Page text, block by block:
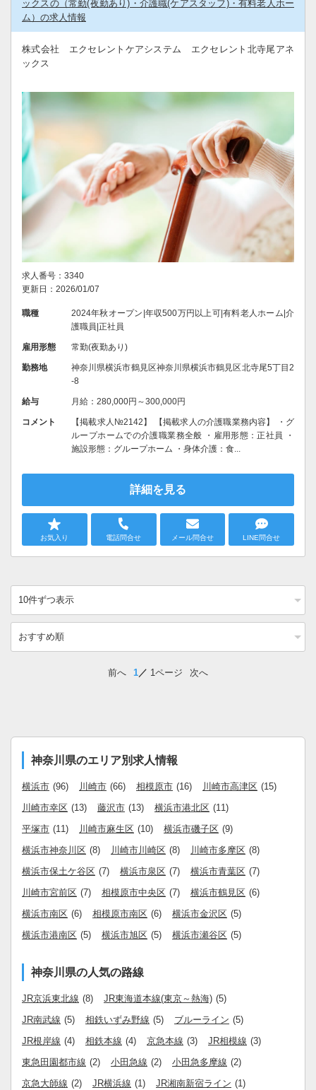
ックスの（常勤(夜勤あり)・介護職(ケアスタッフ)・有料老人ホー
ム）の求人情報
株式会社 エクセレントケアシステム エクセレント北寺尾アネ
ックス
求人番号：3340
更新日：2026/01/07
職種
2024年秋オープン|年収500万円以上可|有料老人ホーム|介
護職員|正社員
雇用形態 常勤(夜勤あり)
勤務地
神奈川県横浜市鶴見区神奈川県横浜市鶴見区北寺尾5丁目2
-8
給与 月給：280,000円～300,000円
コメント
【掲載求人№2142】 【掲載求人の介護職業務内容】 ・グ
ループホームでの介護職業務全般 ・雇用形態：正社員 ・
施設形態：グループホーム ・身体介護：食...
詳細を見る
お気入り 電話問合せ メール問合せ LINE問合せ
前へ 1 1ページ 次へ
神奈川県のエリア別求人情報
横浜市 (96) 川崎市 (66) 相模原市 (16) 川崎市高津区 (15)
川崎市幸区 (13) 藤沢市 (13) 横浜市港北区 (11)
平塚市 (11) 川崎市麻生区 (10) 横浜市磯子区 (9)
横浜市神奈川区 (8) 川崎市川崎区 (8) 川崎市多摩区 (8)
横浜市保土ケ谷区 (7) 横浜市泉区 (7) 横浜市青葉区 (7)
川崎市宮前区 (7) 相模原市中央区 (7) 横浜市鶴見区 (6)
横浜市南区 (6) 相模原市南区 (6) 横浜市金沢区 (5)
横浜市港南区 (5) 横浜市旭区 (5) 横浜市瀬谷区 (5)
神奈川県の人気の路線
JR京浜東北線 (8) JR東海道本線(東京～熱海) (5)
JR南武線 (5) 相鉄いずみ野線 (5) ブルーライン (5)
JR根岸線 (4) 相鉄本線 (4) 京急本線 (3) JR相模線 (3)
東急田園都市線 (2) 小田急線 (2) 小田急多摩線 (2)
京急大師線 (2) JR横浜線 (1) JR湘南新宿ライン (1)